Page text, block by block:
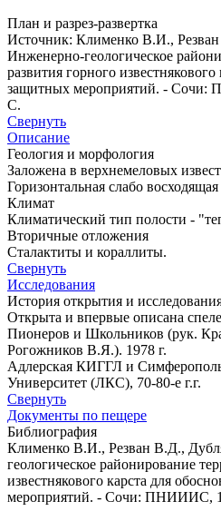
План и разрез-развертка
Источник: Клименко В.И.,
Инженерно-геологическое
развития горного
защитных мероприятий. -
С.
Свернуть
Описание
Геология и морфология
Заложена в верхнемеловых
Горизонтальная слабо восходящая
Климат
Климатический тип полости -
Вторичные отложения
Сталактиты и кораллиты.
Свернуть
Исследования
История открытия и
Открыта и впервые описана
Пионеров и Школьников (рук.
Рогожников В.Я.). 1978 г.
Адлерская КИГГЛ и
Университет (ЛКС), 70-80-е г.г.
Свернуть
Документы по пещере
Библиография
Клименко В.И., Резван В.Д.,
геологическое районирование
известнякового карста для
мероприятий. - Сочи: ПНИИИС,